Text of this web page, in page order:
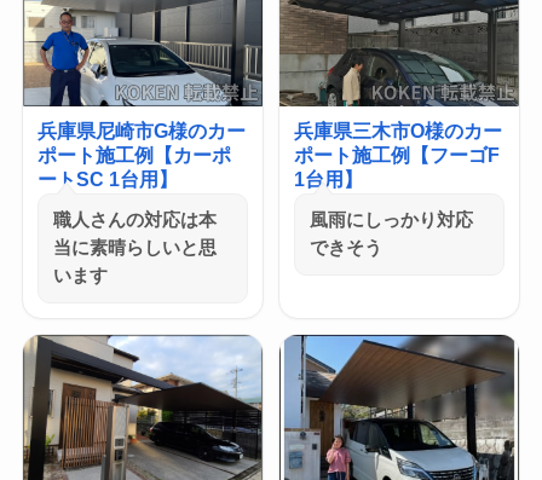
兵庫県尼崎市G様のカー
ポート施工例【カーポ
ートSC 1台用】
職人さんの対応は本
当に素晴らしいと思
います
兵庫県三木市O様のカー
ポート施工例【フーゴF
1台用】
風雨にしっかり対応
できそう